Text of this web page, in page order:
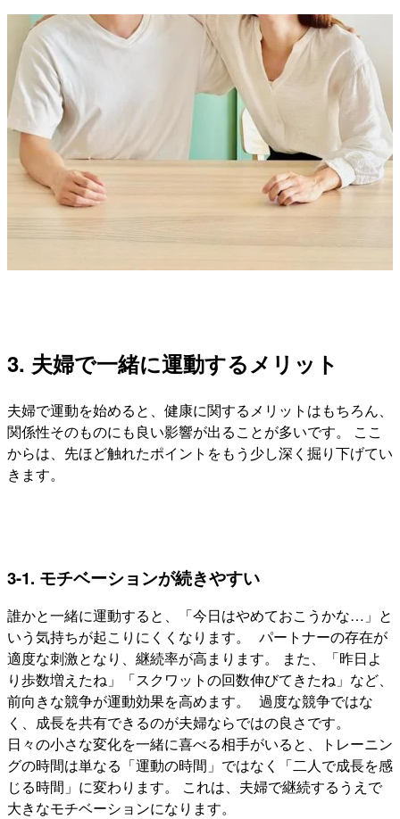
3. 夫婦で一緒に運動するメリット
夫婦で運動を始めると、健康に関するメリットはもちろん、
関係性そのものにも良い影響が出ることが多いです。 ここ
からは、先ほど触れたポイントをもう少し深く掘り下げてい
きます。
3-1. モチベーションが続きやすい
誰かと一緒に運動すると、「今日はやめておこうかな…」と
いう気持ちが起こりにくくなります。 パートナーの存在が
適度な刺激となり、継続率が高まります。 また、「昨日よ
り歩数増えたね」「スクワットの回数伸びてきたね」など、
前向きな競争が運動効果を高めます。 過度な競争ではな
く、成長を共有できるのが夫婦ならではの良さです。
日々の小さな変化を一緒に喜べる相手がいると、トレーニン
グの時間は単なる「運動の時間」ではなく「二人で成長を感
じる時間」に変わります。 これは、夫婦で継続するうえで
大きなモチベーションになります。